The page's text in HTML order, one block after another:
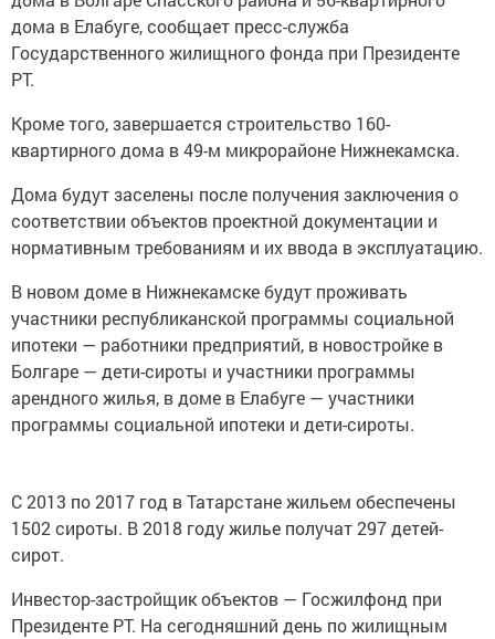
дома в Елабуге, сообщает пресс-служба
Государственного жилищного фонда при Президенте
РТ.
Кроме того, завершается строительство 160-
квартирного дома в 49-м микрорайоне Нижнекамска.
Дома будут заселены после получения заключения о
соответствии объектов проектной документации и
нормативным требованиям и их ввода в эксплуатацию.
В новом доме в Нижнекамске будут проживать
участники республиканской программы социальной
ипотеки — работники предприятий, в новостройке в
Болгаре — дети-сироты и участники программы
арендного жилья, в доме в Елабуге — участники
программы социальной ипотеки и дети-сироты.
С 2013 по 2017 год в Татарстане жильем обеспечены
1502 сироты. В 2018 году жилье получат 297 детей-
сирот.
Инвестор-застройщик объектов — Госжилфонд при
Президенте РТ. На сегодняшний день по жилищным